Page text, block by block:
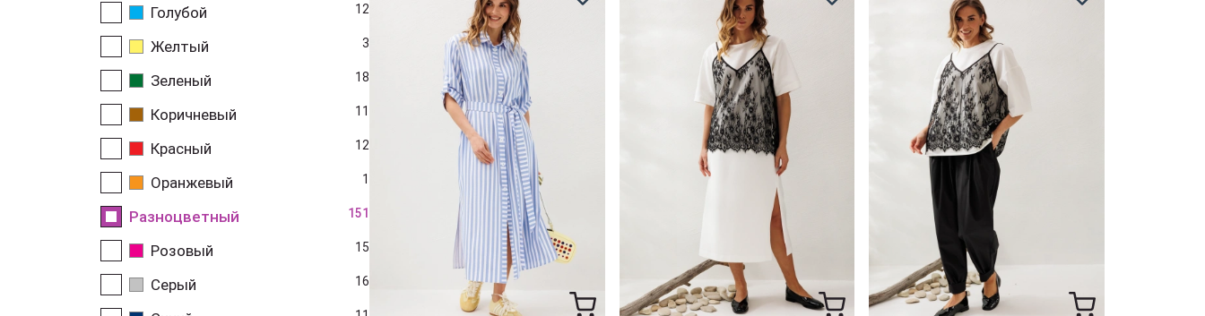
Голубой 12
Желтый 3
Зеленый 18
Коричневый 11
Красный 12
Оранжевый 1
Разноцветный 151
Розовый 15
Серый 16